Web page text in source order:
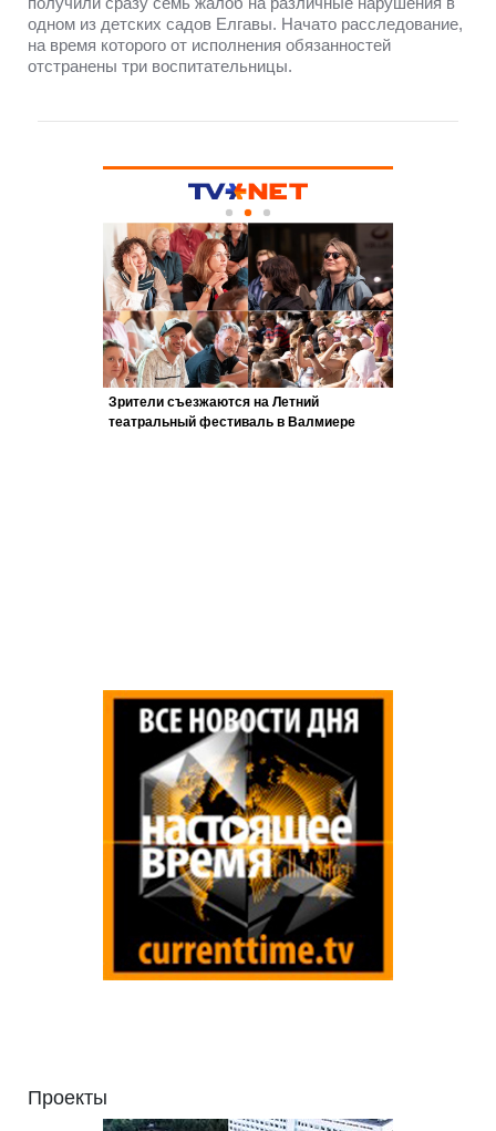
одном из детских садов Елгавы. Начато расследование,
на время которого от исполнения обязанностей
отстранены три воспитательницы.
Проекты